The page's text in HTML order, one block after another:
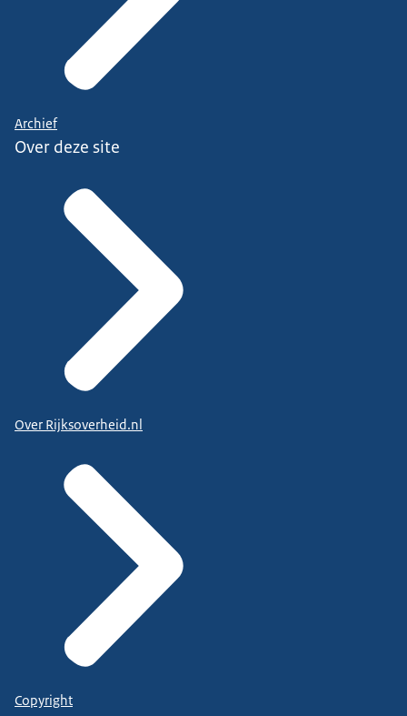
Archief
Over deze site
Over Rijksoverheid.nl
Copyright